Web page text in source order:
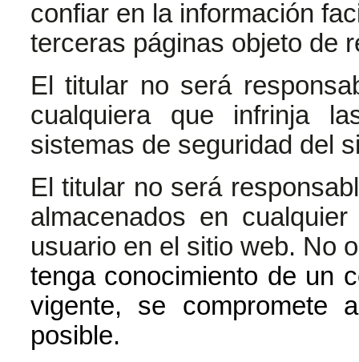
confiar en la información
terceras páginas objeto de
El titular no será
cualquiera que infrinja
sistemas de seguridad del
El titular no será
almacenados en
usuario en el sitio web. No
tenga conocimiento de un
vigente, se compromete
posible.